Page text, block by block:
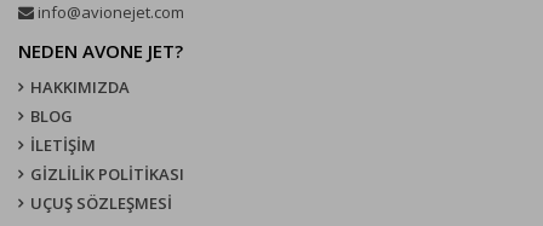
info@avionejet.com
NEDEN AVONE JET?
HAKKIMIZDA
BLOG
İLETİŞİM
GİZLİLİK POLİTİKASI
UÇUŞ SÖZLEŞMESI